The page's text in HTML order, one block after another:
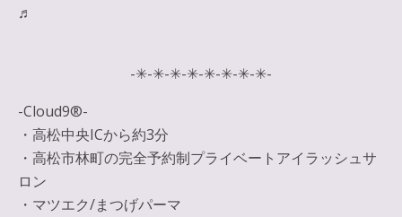
♬
-✳︎-✳︎-✳︎-✳︎-✳︎-✳︎-✳︎-✳︎-
-Cloud9®︎-
・高松中央ICから約3分
・高松市林町の完全予約制プライベートアイラッシュサ
ロン
・マツエク/まつげパーマ